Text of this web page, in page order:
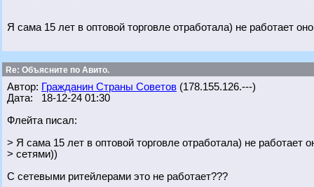
Я сама 15 лет в оптовой торговле отработала) не работает
Re: Объясните по Авито.
Автор: Гражданин Страны Советов (178.155.126.---)
Дата: 18-12-24 01:30
Флейта писал:
> Я сама 15 лет в оптовой торговле отработала) не работает
> сетями))
С сетевыми ритейлерами это не работает???